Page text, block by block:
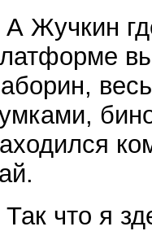
А Жучкин
Так что я